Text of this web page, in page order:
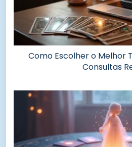
Como Escolher o Melhor
Consultas